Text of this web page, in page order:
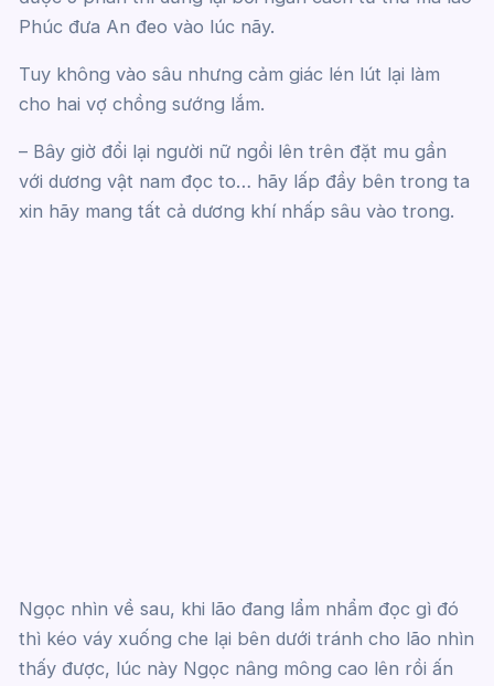
Phúc đưa An đeo vào lúc nãy.
Tuy không vào sâu nhưng cảm giác lén lút lại làm
cho hai vợ chồng sướng lắm.
– Bây giờ đổi lại người nữ ngồi lên trên đặt mu gần
với dương vật nam đọc to… hãy lấp đầy bên trong ta
xin hãy mang tất cả dương khí nhấp sâu vào trong.
Ngọc nhìn về sau, khi lão đang lẩm nhẩm đọc gì đó
thì kéo váy xuống che lại bên dưới tránh cho lão nhìn
thấy được, lúc này Ngọc nâng mông cao lên rồi ấn